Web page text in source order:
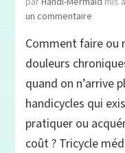
un commentaire
&
tous
les
entre
tricycle
Comment faire ou
douleurs
quand on n’arrive
handicycles qui
pratiquer ou
coût ? Tricycle